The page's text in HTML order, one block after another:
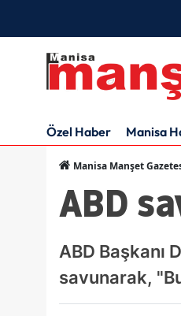
Özel Haber Manisa
Manisa Manşet
ABD
ABD Başkanı
savunarak,